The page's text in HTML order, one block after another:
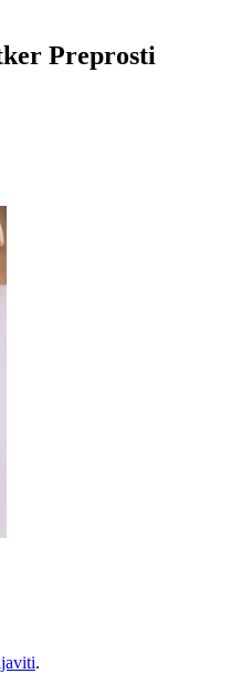
Preprosti
.